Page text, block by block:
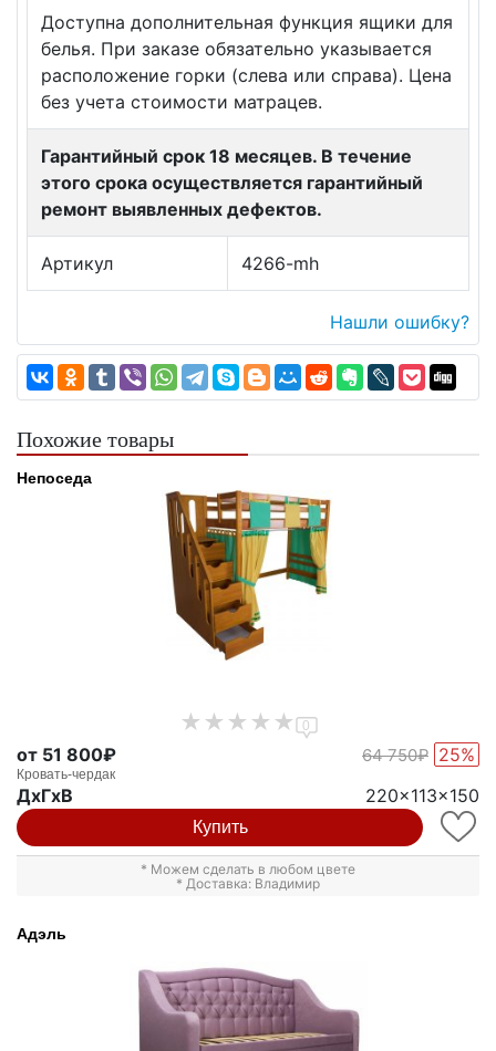
Доступна дополнительная функция ящики для
белья. При заказе обязательно указывается
расположение горки (слева или справа). Цена
без учета стоимости матрацев.
Гарантийный срок 18 месяцев. В течение
этого срока осуществляется гарантийный
ремонт выявленных дефектов.
Артикул 4266-mh
Нашли ошибку?
Похожие товары
Непоседа
0
от 51 800₽ 64 750₽ 25%
Кровать-чердак
ДxГxВ 220x113x150
Купить
* Можем сделать в любом цвете
* Доставка: Владимир
Адэль